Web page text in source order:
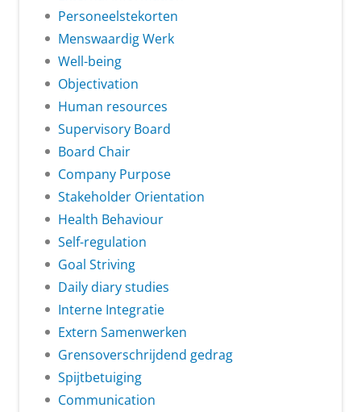
Personeelstekorten
Menswaardig Werk
Well-being
Objectivation
Human resources
Supervisory Board
Board Chair
Company Purpose
Stakeholder Orientation
Health Behaviour
Self-regulation
Goal Striving
Daily diary studies
Interne Integratie
Extern Samenwerken
Grensoverschrijdend gedrag
Spijtbetuiging
Communication